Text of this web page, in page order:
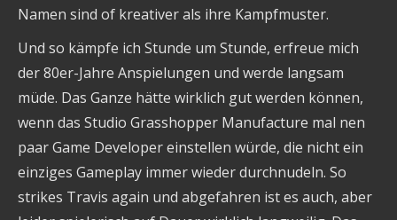
Namen sind of kreativer als ihre Kampfmuster.
Und so kämpfe ich Stunde um Stunde, erfreue mich
der 80er-Jahre Anspielungen und werde langsam
müde. Das Ganze hätte wirklich gut werden können,
wenn das Studio Grasshopper Manufacture mal nen
paar Game Developer einstellen würde, die nicht ein
einziges Gameplay immer wieder durchnudeln. So
strikes Travis again und abgefahren ist es auch, aber